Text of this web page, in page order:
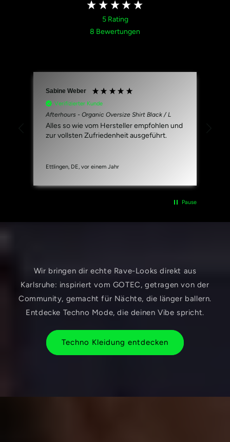
5 Rating
8 Bewertungen
Sabine Weber
Verifizierter Kunde
Afterhours - Organic Oversize Shirt Black / L
Alles so wie vom Hersteller empfohlen und
zur vollsten Zufriedenheit ausgeführt.
Ettlingen, DE, vor einem Jahr
Pause
Wir bringen dir echte Rave-Looks direkt aus
Karlsruhe: inspiriert vom GOTEC, getragen von der
Community, gemacht für Nächte, die länger ballern.
Entdecke Techno Mode, die deinen Vibe spricht.
Techno Kleidung entdecken